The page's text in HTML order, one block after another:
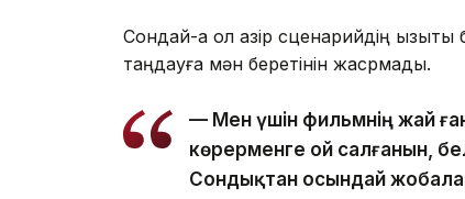
Сондай-ақ ол қазір сценарийдің
таңдауға мән беретінін жасрмады.
— Мен үшін фильмнің жай
көрерменге ой салғанын,
Сондықтан осындай